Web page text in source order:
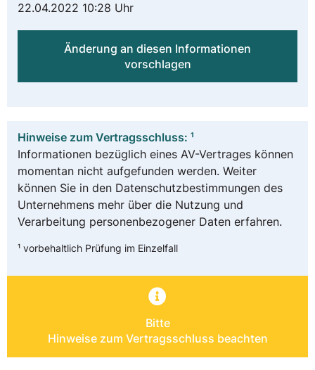
22.04.2022 10:28 Uhr
Änderung an diesen Informationen
vorschlagen
Hinweise zum Vertragsschluss: ¹
Informationen bezüglich eines AV-Vertrages können
momentan nicht aufgefunden werden. Weiter
können Sie in den Datenschutzbestimmungen des
Unternehmens mehr über die Nutzung und
Verarbeitung personenbezogener Daten erfahren.
¹ vorbehaltlich Prüfung im Einzelfall
Bitte
Hinweise zum Vertragsschluss beachten